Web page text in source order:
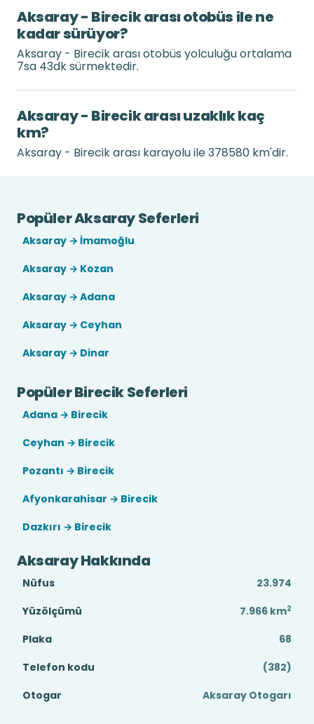
Aksaray - Birecik arası otobüs ile ne
kadar sürüyor?
Aksaray - Birecik arası otobüs yolculuğu ortalama
7sa 43dk sürmektedir.
Aksaray - Birecik arası uzaklık kaç
km?
Aksaray - Birecik arası karayolu ile 378580 km'dir.
Popüler Aksaray Seferleri
Aksaray → İmamoğlu
Aksaray → Kozan
Aksaray → Adana
Aksaray → Ceyhan
Aksaray → Dinar
Popüler Birecik Seferleri
Adana → Birecik
Ceyhan → Birecik
Pozantı → Birecik
Afyonkarahisar → Birecik
Dazkırı → Birecik
Aksaray Hakkında
Nüfus
23.974
Yüzölçümü
7.966 km2
Plaka
68
Telefon kodu
(382)
Otogar
Aksaray Otogarı